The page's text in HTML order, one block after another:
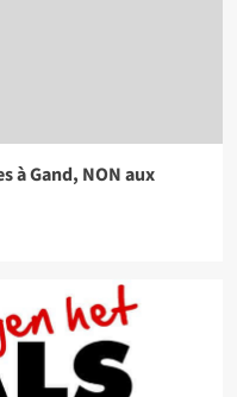
à Gand, NON aux